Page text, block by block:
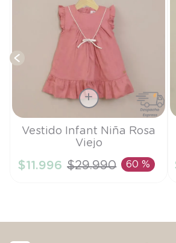
Talla
AÑADIR AL CARRITO
Vestido Infant Niña Rosa
Viejo
$11 .996 $29.990 60 %